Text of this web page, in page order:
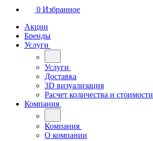
0 Избранное
Акции
Бренды
Услуги
Услуги
Доставка
3D визуализация
Расчет количества и стоимости
Компания
Компания
О компании